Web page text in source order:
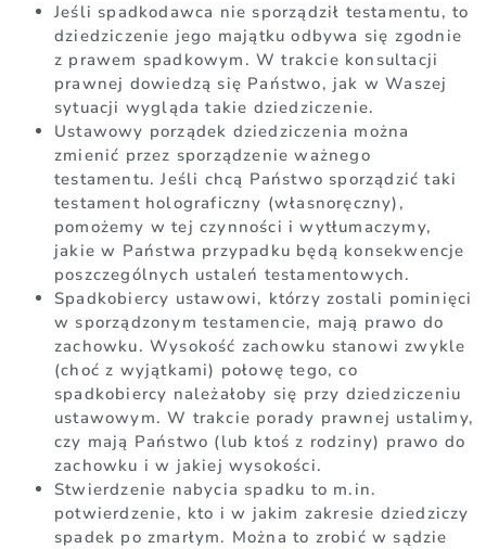
Jeśli spadkodawca nie sporządził testamentu, to
dziedziczenie jego majątku odbywa się zgodnie
z prawem spadkowym. W trakcie konsultacji
prawnej dowiedzą się Państwo, jak w Waszej
sytuacji wygląda takie dziedziczenie.
Ustawowy porządek dziedziczenia można
zmienić przez sporządzenie ważnego
testamentu. Jeśli chcą Państwo sporządzić taki
testament holograficzny (własnoręczny),
pomożemy w tej czynności i wytłumaczymy,
jakie w Państwa przypadku będą konsekwencje
poszczególnych ustaleń testamentowych.
Spadkobiercy ustawowi, którzy zostali pominięci
w sporządzonym testamencie, mają prawo do
zachowku. Wysokość zachowku stanowi zwykle
(choć z wyjątkami) połowę tego, co
spadkobiercy należałoby się przy dziedziczeniu
ustawowym. W trakcie porady prawnej ustalimy,
czy mają Państwo (lub ktoś z rodziny) prawo do
zachowku i w jakiej wysokości.
Stwierdzenie nabycia spadku to m.in.
potwierdzenie, kto i w jakim zakresie dziedziczy
spadek po zmarłym. Można to zrobić w sądzie